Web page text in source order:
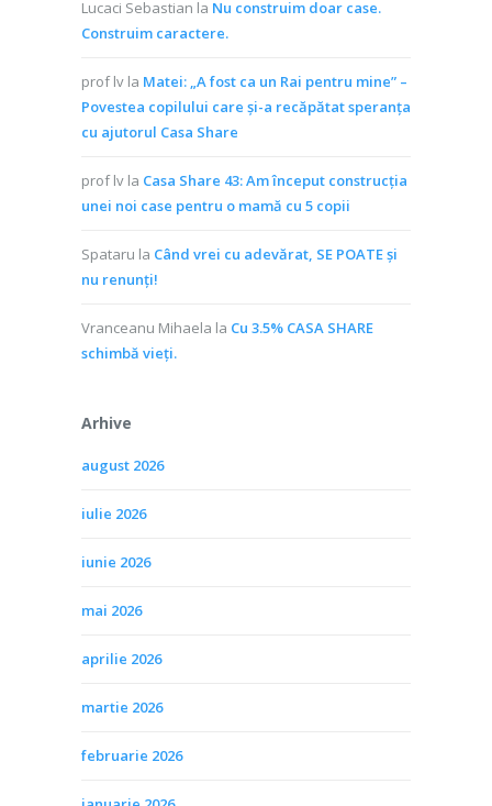
Lucaci Sebastian la Nu construim doar case.
Construim caractere.
prof lv la Matei: „A fost ca un Rai pentru mine” –
Povestea copilului care și-a recăpătat speranța
cu ajutorul Casa Share
prof lv la Casa Share 43: Am început construcția
unei noi case pentru o mamă cu 5 copii
Spataru la Când vrei cu adevărat, SE POATE și
nu renunți!
Vranceanu Mihaela la Cu 3.5% CASA SHARE
schimbă vieţi.
Arhive
august 2026
iulie 2026
iunie 2026
mai 2026
aprilie 2026
martie 2026
februarie 2026